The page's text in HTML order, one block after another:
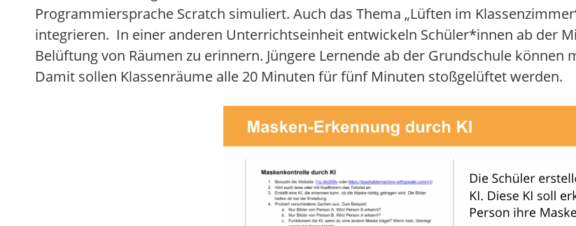
Programmiersprache Scratch simuliert. Auch das Thema „Lüften im
integrieren. In einer anderen Unterrichtseinheit entwickeln Schüler*innen ab der
Belüftung von Räumen zu erinnern. Jüngere Lernende ab der Grundschule
Damit sollen Klassenräume alle 20 Minuten für fünf Minuten stoßgelüftet werden.